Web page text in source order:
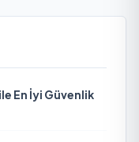
En İyi Güvenlik